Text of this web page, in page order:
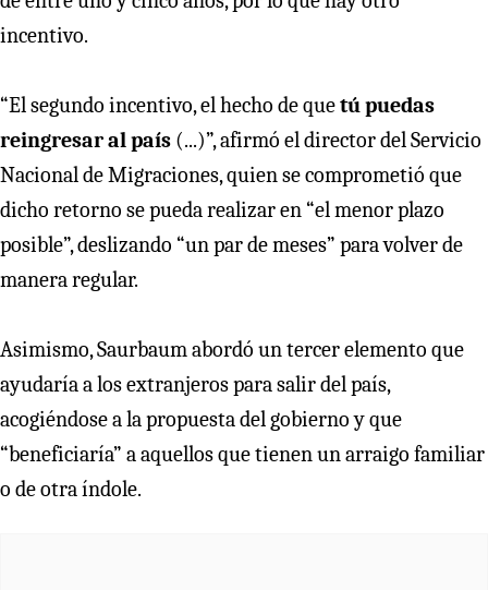
incentivo.
“El segundo incentivo, el hecho de quetú puedas
reingresar al país (...)”, afirmó el director del Servicio
Nacional de Migraciones, quien se comprometió que
dicho retorno se pueda realizar en “el menor plazo
posible”, deslizando “un par de meses” para volver de
manera regular.
Asimismo, Saurbaum abordó un tercer elemento que
ayudaría a los extranjeros para salir del país,
acogiéndose a la propuesta del gobierno y que
“beneficiaría” a aquellos que tienen un arraigo familiar
o de otra índole.